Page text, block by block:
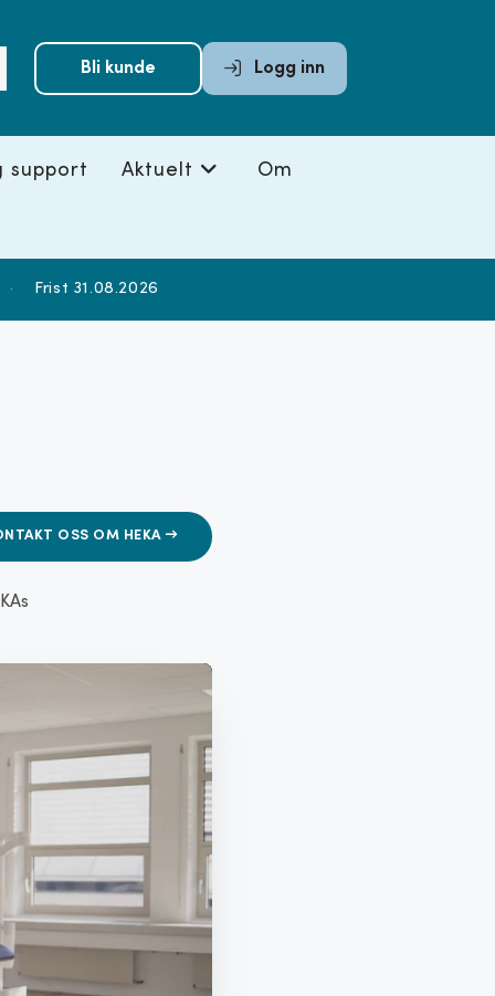
Bli kunde Logg inn
support Aktuelt Om
· Frist 31.08.2026
OSS OM HEKA →